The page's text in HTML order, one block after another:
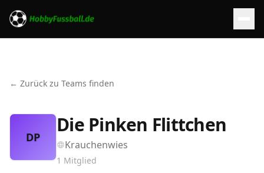
← Zurück zu Teams finden
DP
Die Pinken Flittchen
Krauchenwies
1 Mitglied